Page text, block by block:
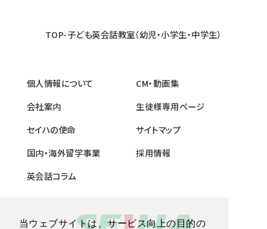
当ウェブサイトは、サービス向上の目的の
TOP-子ども英会話教室（幼児・小学生・中学生）
個人情報について
会社案内
セイハの使命
国内・海外留学事業
英会話コラム
CM・動画集
生徒様専用ページ
サイトマップ
採用情報